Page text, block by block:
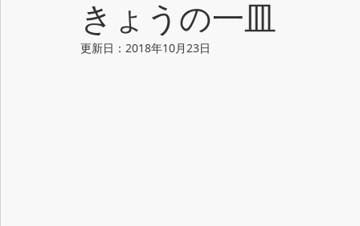
きょうの一皿
更新日： 2018年10月23日